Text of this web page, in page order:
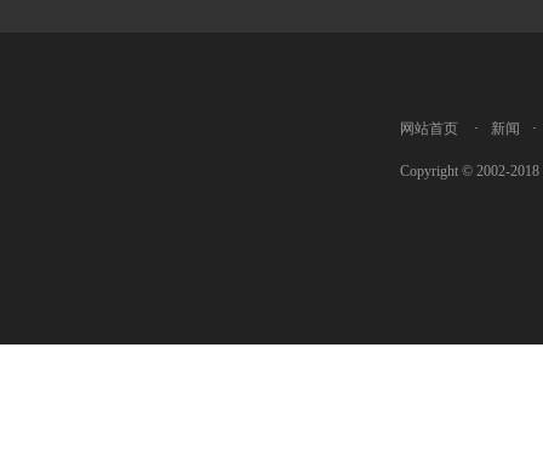
网站首页 · 新闻 ·
Copyright © 2002-2018